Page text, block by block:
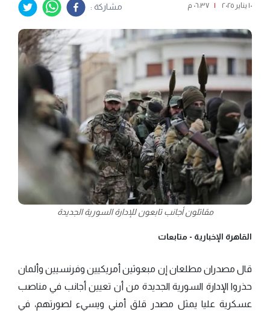
١٠ يناير ٢٠٢٥ | ٠٦:٣٧ م مشاركة :
مقاتلون أجانب تابعون للإدارة السورية الجديدة
القاهرة الإخبارية - متابعات
قال مصدران مطلعان إن مبعوثين أمريكيين وفرنسيين وألمان
حذروا الإدارة السورية الجديدة من أن تعيين أجانب في مناصب
عسكرية عليا يمثل مصدر قلق أمني ويسيء لصورتهم، في